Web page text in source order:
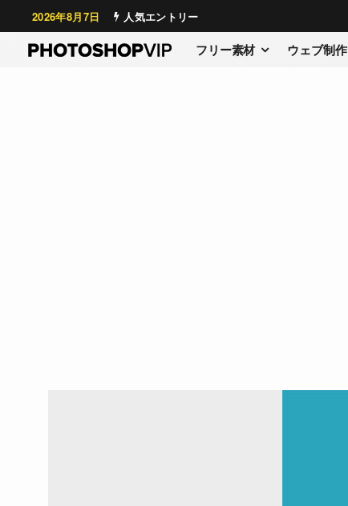
2026年8月7日 人気エントリー
フリー素材 ウェブ制作